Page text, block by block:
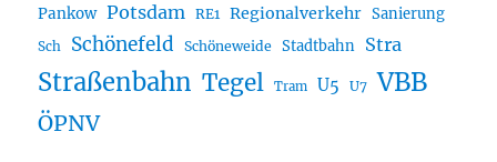
Pankow Potsdam RE1 Regionalverkehr Sanierung
Sch Schönefeld Schöneweide Stadtbahn Stra
Straßenbahn Tegel Tram U5 U7 VBB
ÖPNV